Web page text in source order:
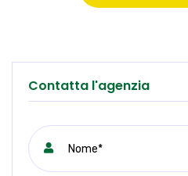
Contatta l'agenzia